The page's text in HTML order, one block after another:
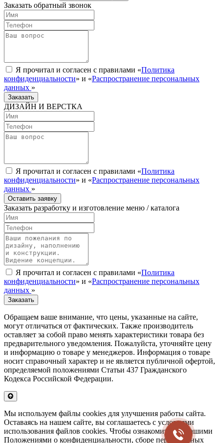
Заказать обратный звонок
Я прочитал и согласен с правилами «Политика
конфиденциальности» и «Распространение персональных
данных »
Заказать
ДИЗАЙН И ВЕРСТКА
Я прочитал и согласен с правилами «Политика
конфиденциальности» и «Распространение персональных
данных »
Оставить заявку
Заказать разработку и изготовление меню / каталога
Я прочитал и согласен с правилами «Политика
конфиденциальности» и «Распространение персональных
данных »
Заказать
Обращаем ваше внимание, что цены, указанные на сайте,
могут отличаться от фактических. Также производитель
оставляет за собой право менять характеристики товара без
предварительного уведомления. Пожалуйста, уточняйте цену
и информацию о товаре у менеджеров. Информация о товаре
носит справочный характер и не является публичной офертой,
определяемой положениями Статьи 437 Гражданского
Кодекса Российской Федерации.
Мы используем файлы cookies для улучшения работы сайта.
Оставаясь на нашем сайте, вы соглашаетесь с условиями
использования файлов cookies. Чтобы ознакомиться с нашими
Положениями о конфиденциальности, сборе персональных